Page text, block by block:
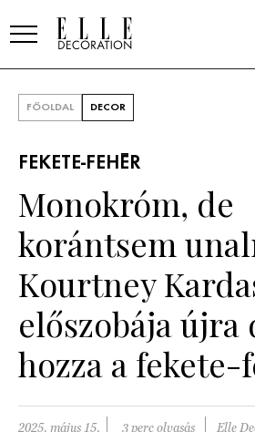
SZOBÁK
Konyha
Fürdőszoba
Nappali
Hálószoba
Kert és terasz
ÖTLETEK
Szállodák és vendégházak WEBSHOP
FŐOLDAL DECOR
FEKETE-FEHÉR
Monokróm, de
korántsem
Kourtney
előszobája újra
hozza a
2025. május 15. 3 perc olvasás Elle